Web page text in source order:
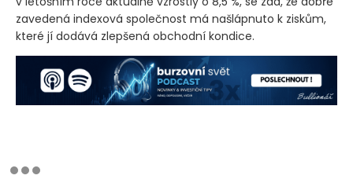
zavedená indexová společnost má našlápnuto k ziskům,
které jí dodává zlepšená obchodní kondice.